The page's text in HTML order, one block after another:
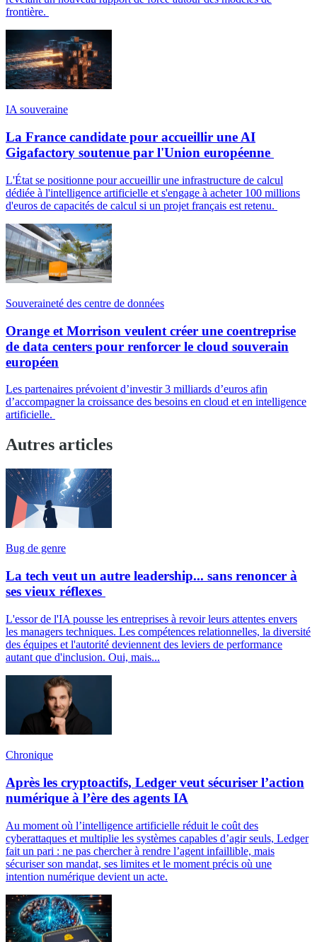
frontière.
IA souveraine
La France candidate pour accueillir une AI
Gigafactory soutenue par l'Union européenne
L'État se positionne pour accueillir une infrastructure de calcul
dédiée à l'intelligence artificielle et s'engage à acheter 100 millions
d'euros de capacités de calcul si un projet français est retenu.
Souveraineté des centre de données
Orange et Morrison veulent créer une coentreprise
de data centers pour renforcer le cloud souverain
européen
Les partenaires prévoient d’investir 3 milliards d’euros afin
d’accompagner la croissance des besoins en cloud et en intelligence
artificielle.
Autres articles
Bug de genre
La tech veut un autre leadership... sans renoncer à
ses vieux réflexes
L'essor de l'IA pousse les entreprises à revoir leurs attentes envers
les managers techniques. Les compétences relationnelles, la diversité
des équipes et l'autorité deviennent des leviers de performance
autant que d'inclusion. Oui, mais...
Chronique
Après les cryptoactifs, Ledger veut sécuriser l’action
numérique à l’ère des agents IA
Au moment où l’intelligence artificielle réduit le coût des
cyberattaques et multiplie les systèmes capables d’agir seuls, Ledger
fait un pari : ne pas chercher à rendre l’agent infaillible, mais
sécuriser son mandat, ses limites et le moment précis où une
intention numérique devient un acte.